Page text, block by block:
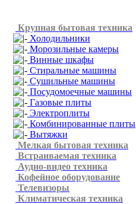
Крупная бытовая техника
Холодильники
Морозильные камеры
Винные шкафы
Стиральные машины
Сушильные машины
Посудомоечные машины
Газовые плиты
Электроплиты
Комбинированные плиты
Вытяжки
Мелкая бытовая техника
Встраиваемая техника
Аудио-видео техника
Кофейное оборудование
Телевизоры
Климатическая техника